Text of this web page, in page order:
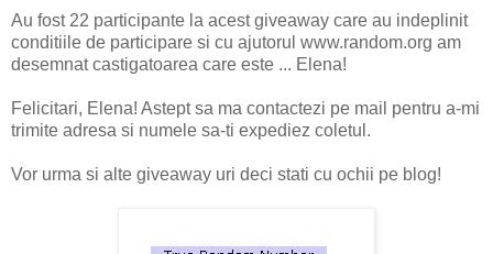
Au fost 22 participante la acest giveaway care au indeplinit
conditiile de participare si cu ajutorul www.random.org am
desemnat castigatoarea care este ... Elena!
Felicitari, Elena! Astept sa ma contactezi pe mail pentru a-mi
trimite adresa si numele sa-ti expediez coletul.
Vor urma si alte giveaway uri deci stati cu ochii pe blog!